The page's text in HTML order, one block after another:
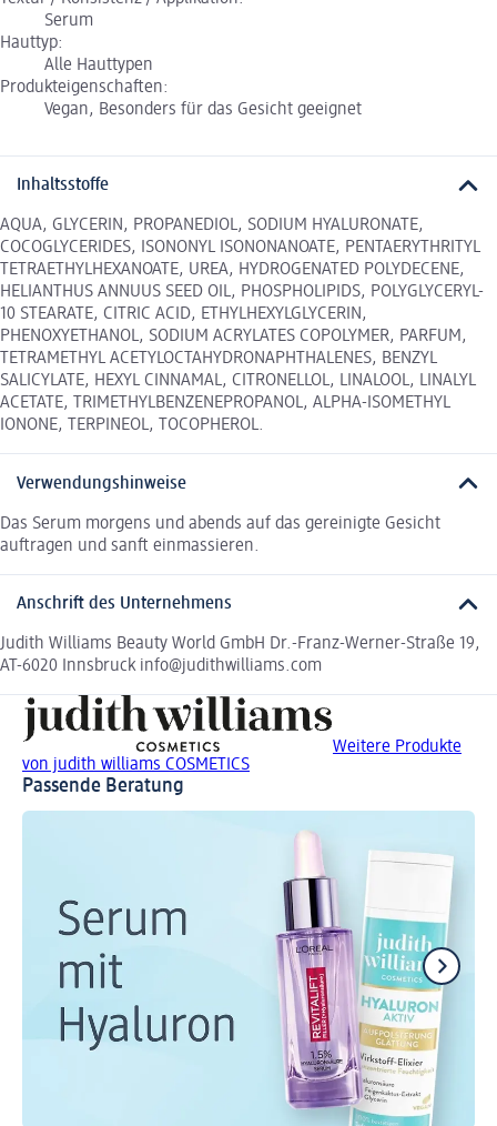
Serum
Hauttyp:
Alle Hauttypen
Produkteigenschaften:
Vegan, Besonders für das Gesicht geeignet
Inhaltsstoffe
AQUA, GLYCERIN, PROPANEDIOL, SODIUM HYALURONATE,
COCOGLYCERIDES, ISONONYL ISONONANOATE, PENTAERYTHRITYL
TETRAETHYLHEXANOATE, UREA, HYDROGENATED POLYDECENE,
HELIANTHUS ANNUUS SEED OIL, PHOSPHOLIPIDS, POLYGLYCERYL-
10 STEARATE, CITRIC ACID, ETHYLHEXYLGLYCERIN,
PHENOXYETHANOL, SODIUM ACRYLATES COPOLYMER, PARFUM,
TETRAMETHYL ACETYLOCTAHYDRONAPHTHALENES, BENZYL
SALICYLATE, HEXYL CINNAMAL, CITRONELLOL, LINALOOL, LINALYL
ACETATE, TRIMETHYLBENZENEPROPANOL, ALPHA-ISOMETHYL
IONONE, TERPINEOL, TOCOPHEROL.
Verwendungshinweise
Das Serum morgens und abends auf das gereinigte Gesicht
auftragen und sanft einmassieren.
Anschrift des Unternehmens
Judith Williams Beauty World GmbH Dr.-Franz-Werner-Straße 19,
AT-6020 Innsbruck info@judithwilliams.com
Weitere Produkte
von judith williams COSMETICS
Passende Beratung